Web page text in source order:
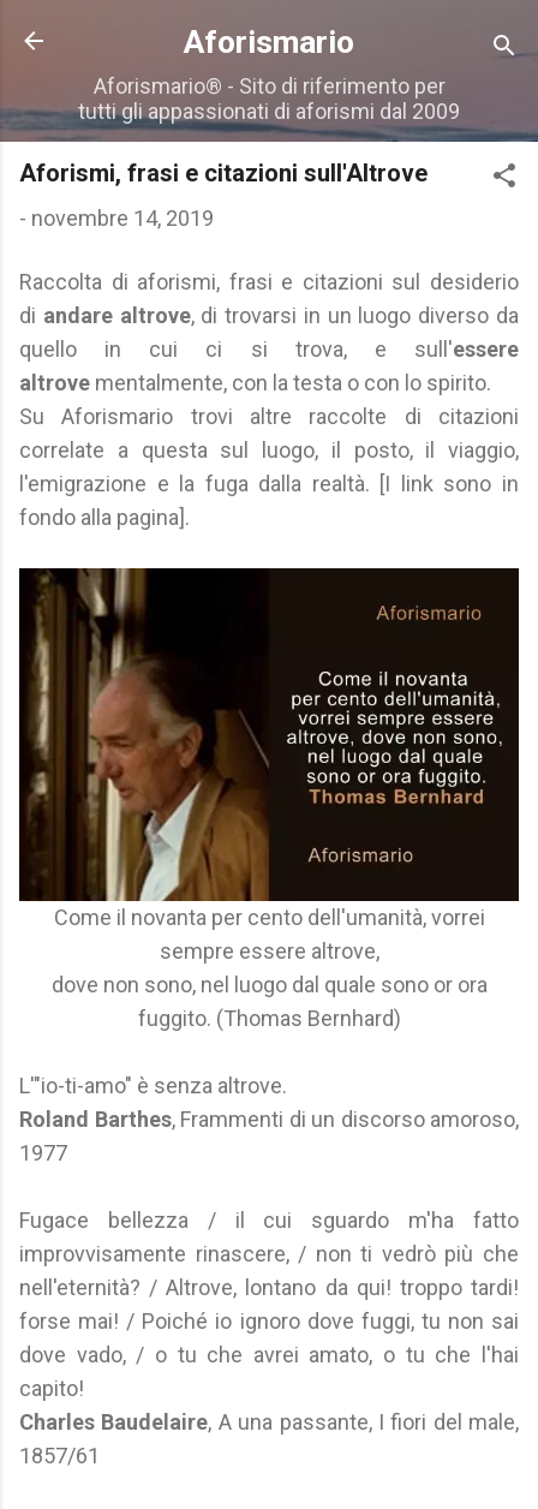
Passa ai contenuti principali
Aforismario
Aforismario® - Sito di riferimento per
tutti gli appassionati di aforismi dal 2009
Aforismi, frasi e citazioni sull'Altrove
- novembre 14, 2019
Raccolta di aforismi, frasi e citazioni sul desiderio
di andare altrove, di trovarsi in un luogo diverso da
quello in cui ci si trova,
e sull'essere
altrove mentalmente, con la testa o con lo spirito.
Su Aforismario trovi altre raccolte di citazioni
correlate a questa sul luogo, il posto, il viaggio,
l'emigrazione e la fuga dalla realtà. [I link sono in
fondo alla pagina].
Come il novanta per cento dell'umanità, vorrei
sempre essere altrove,
dove non sono, nel luogo dal quale sono or ora
fuggito. (Thomas Bernhard)
L'"io-ti-amo" è senza altrove.
Roland Barthes, Frammenti di un discorso amoroso,
1977
Fugace bellezza / il cui sguardo m'ha fatto
improvvisamente rinascere, / non ti vedrò più che
nell'eternità? / Altrove, lontano da qui! troppo tardi!
forse mai! / Poiché io ignoro dove fuggi, tu non sai
dove vado, / o tu che avrei amato, o tu che l'hai
capito!
Charles Baudelaire, A una passante, I fiori del male,
1857/61